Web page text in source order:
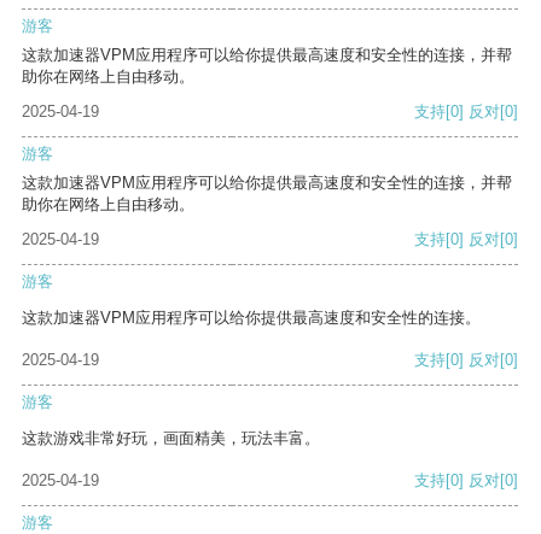
游客
这款加速器VPM应用程序可以给你提供最高速度和安全性的连接，并帮
助你在网络上自由移动。
2025-04-19
支持[0] 反对[0]
游客
这款加速器VPM应用程序可以给你提供最高速度和安全性的连接，并帮
助你在网络上自由移动。
2025-04-19
支持[0] 反对[0]
游客
这款加速器VPM应用程序可以给你提供最高速度和安全性的连接。
2025-04-19 支持[0] 反对[0]
游客
这款游戏非常好玩，画面精美，玩法丰富。
2025-04-19 支持[0] 反对[0]
游客